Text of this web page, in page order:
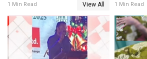
1 Min Read View All 1 Min Read